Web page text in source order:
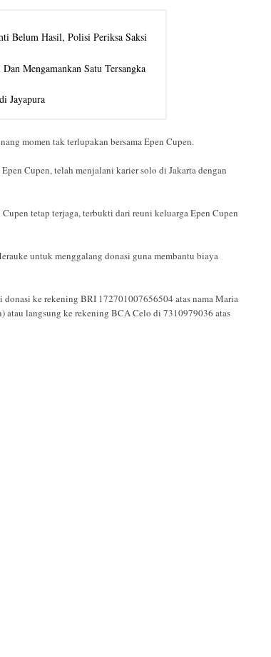
Belum Hasil, Polisi Periksa Saksi
Mengamankan Satu Tersangka
Jayapura
momen tak terlupakan bersama Epen Cupen.
Cupen, telah menjalani karier solo di Jakarta dengan
tetap terjaga, terbukti dari reuni keluarga Epen Cupen
untuk menggalang donasi guna membantu biaya
ke rekening BRI 172701007656504 atas nama Maria
atau langsung ke rekening BCA Celo di 7310979036 atas